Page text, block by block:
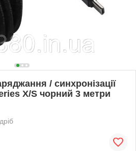
/ синхронізації
X/S чорний 3 метри